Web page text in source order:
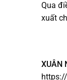
Qua
xuất
XUÂN